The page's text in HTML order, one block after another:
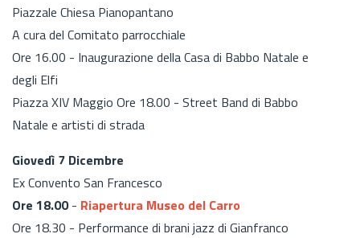
Piazzale Chiesa Pianopantano
A cura del Comitato parrocchiale
Ore 16.00 - Inaugurazione della Casa di Babbo Natale e
degli Elfi
Piazza XIV Maggio Ore 18.00 - Street Band di Babbo
Natale e artisti di strada
Giovedì 7 Dicembre
Ex Convento San Francesco
Ore 18.00- Riapertura Museo del Carro
Ore 18.30 - Performance di brani jazz di Gianfranco